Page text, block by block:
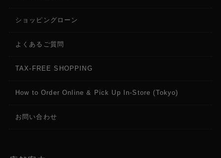
ショッピングローン
よくあるご質問
TAX-FREE SHOPPING
How to Order Online & Pick Up In-Store (Tokyo)
お問い合わせ